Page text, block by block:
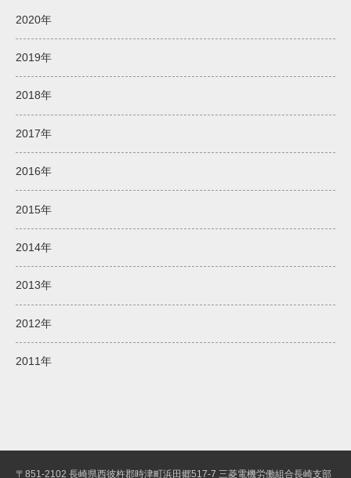
2020年
2019年
2018年
2017年
2016年
2015年
2014年
2013年
2012年
2011年
〒851-2102 長崎県西彼杵郡時津町浜田郷517-7 三菱電機労働組合長崎支部